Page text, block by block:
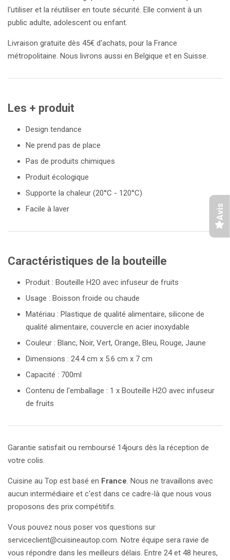
l'utiliser et la réutiliser en toute sécurité. Elle convient à un
public adulte, adolescent ou enfant.
Livraison gratuite dès 45€ d'achats, pour la France
métropolitaine. Nous livrons aussi en Belgique et en Suisse.
Les + produit
Design tendance
Ne prend pas de place
Pas de produits chimiques
Produit écologique
Supporte la chaleur (20°C - 120°C)
Facile à laver
Caractéristiques de la bouteille
Produit : Bouteille H2O avec infuseur de fruits
Usage : Boisson froide ou chaude
Matériau : Plastique de qualité alimentaire, silicone de
qualité alimentaire, couvercle en acier inoxydable
Couleur : Blanc, Noir, Vert, Orange, Bleu, Rouge, Jaune
Dimensions : 24.4 cm x 5.6 cm x 7 cm
Capacité : 700ml
Contenu de l'emballage : 1 x Bouteille H2O avec infuseur
de fruits
Garantie satisfait ou remboursé 14jours dès la réception de
votre colis.
Cuisine au Top est basé en France . Nous ne travaillons avec
aucun intermédiaire et c'est dans ce cadre-là que nous vous
proposons des prix compétitifs.
Vous pouvez nous poser vos questions sur
serviceclient@cuisineautop.com. Notre équipe sera ravie de
vous répondre dans les meilleurs délais. Entre 24 et 48 heures,
Avis